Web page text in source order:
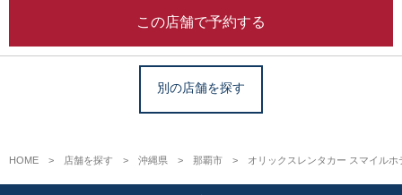
この店舗で予約する
別の店舗を探す
HOME 店舗を探す 沖縄県 那覇市 オリックスレンタカー スマイル